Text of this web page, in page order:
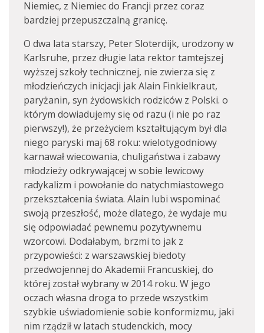
Niemiec, z Niemiec do Francji przez coraz
bardziej przepuszczalną granicę.
O dwa lata starszy, Peter Sloterdijk, urodzony w
Karlsruhe, przez długie lata rektor tamtejszej
wyższej szkoły technicznej, nie zwierza się z
młodzieńczych inicjacji jak Alain Finkielkraut,
paryżanin, syn żydowskich rodziców z Polski. o
którym dowiadujemy się od razu (i nie po raz
pierwszy!), że przeżyciem kształtującym był dla
niego paryski maj 68 roku: wielotygodniowy
karnawał wiecowania, chuligaństwa i zabawy
młodzieży odkrywającej w sobie lewicowy
radykalizm i powołanie do natychmiastowego
przekształcenia świata. Alain lubi wspominać
swoją przeszłość, może dlatego, że wydaje mu
się odpowiadać pewnemu pozytywnemu
wzorcowi. Dodałabym, brzmi to jak z
przypowieści: z warszawskiej biedoty
przedwojennej do Akademii Francuskiej, do
której został wybrany w 2014 roku. W jego
oczach własna droga to przede wszystkim
szybkie uświadomienie sobie konformizmu, jaki
nim rządził w latach studenckich, mocy